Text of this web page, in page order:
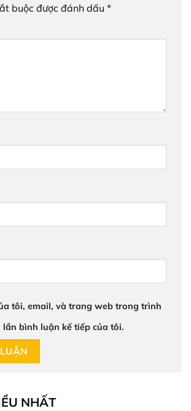
buộc được đánh dấu *
tôi, email, và trang web trong trình
lần bình luận kế tiếp của tôi.
NHẤT